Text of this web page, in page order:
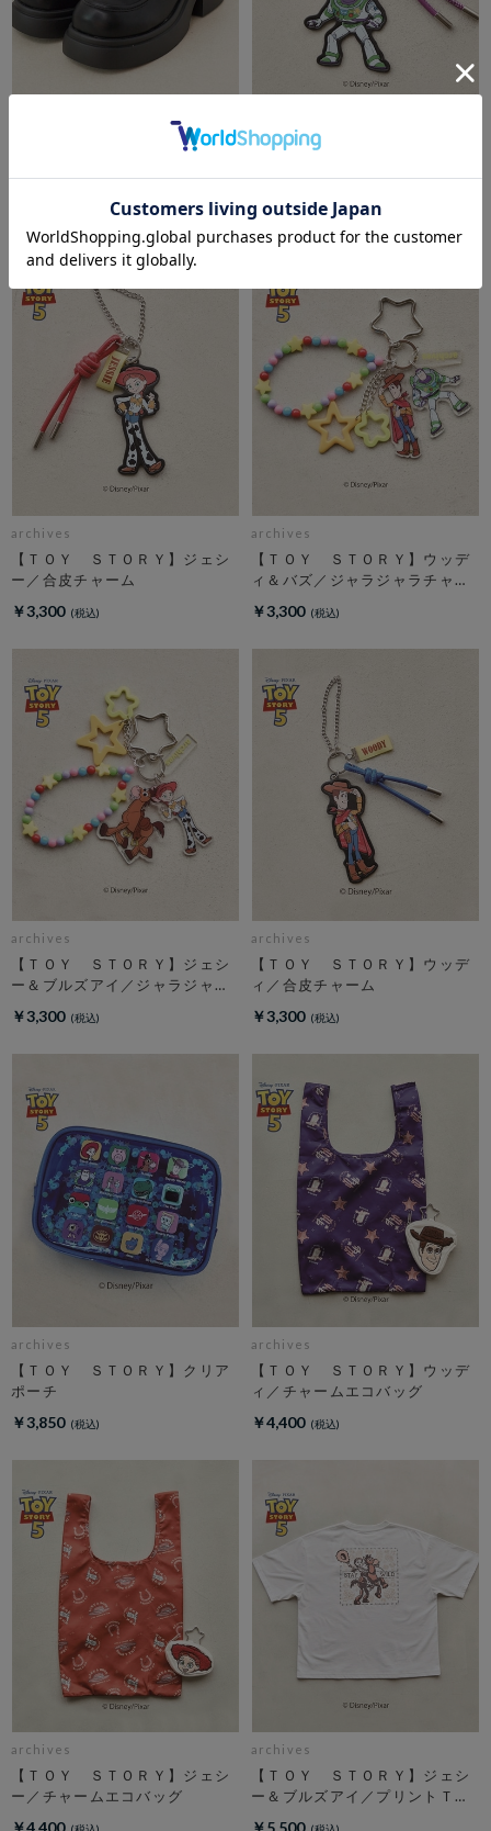
￥8,250
archives
【ＴＯＹ ＳＴＯＲＹ】バズ／
合皮チャーム
￥3,300
archives
【ＴＯＹ ＳＴＯＲＹ】ジェシ
ー／合皮チャーム
￥3,300
archives
【ＴＯＹ ＳＴＯＲＹ】ウッデ
ィ＆バズ／ジャラジャラチャー
￥3,300
archives
【ＴＯＹ ＳＴＯＲＹ】ジェシ
ー＆ブルズアイ／ジャラジャラ
￥3,300
archives
【ＴＯＹ ＳＴＯＲＹ】ウッデ
ィ／合皮チャーム
￥3,300
archives
【ＴＯＹ ＳＴＯＲＹ】クリア
ポーチ
￥3,850
archives
【ＴＯＹ ＳＴＯＲＹ】ウッデ
ィ／チャームエコバッグ
￥4,400
archives
【ＴＯＹ ＳＴＯＲＹ】ジェシ
ー／チャームエコバッグ
￥4,400
archives
【ＴＯＹ ＳＴＯＲＹ】ジェシ
ー＆ブルズアイ／プリントＴオ
￥5,500